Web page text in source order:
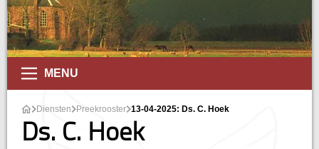
MENU
Diensten Preekrooster 13-04-2025: Ds. C. Hoek
Ds. C. Hoek